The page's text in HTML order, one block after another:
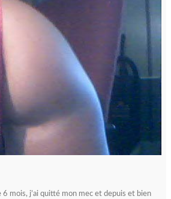
6 mois, j’ai quitté mon mec et depuis et bien